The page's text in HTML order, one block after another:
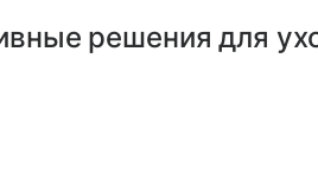
решения для